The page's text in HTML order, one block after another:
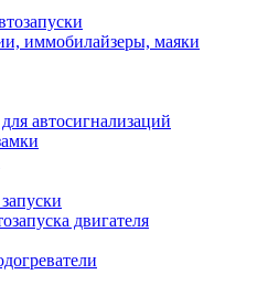
иммобилайзеры, маяки
автосигнализаций
двигателя